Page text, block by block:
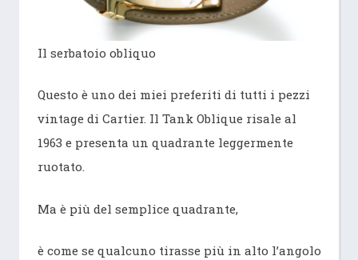
Il serbatoio obliquo
Questo è uno dei miei preferiti di tutti i pezzi
vintage di Cartier. Il Tank Oblique risale al
1963 e presenta un quadrante leggermente
ruotato.
Ma è più del semplice quadrante,
è come se qualcuno tirasse più in alto l’angolo